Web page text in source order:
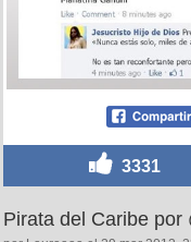
3331
Pirata del Caribe por